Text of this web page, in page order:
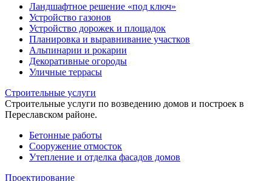
Ландшафтное решение «под ключ»
Устройство газонов
Устройство дорожек и площадок
Планировка и выравнивание участков
Альпинарии и рокарии
Декоративные огороды
Уличные террасы
Строительные услуги
Строительные услуги по возведению домов и построек в
Переславском районе.
Бетонные работы
Сооружение отмосток
Утепление и отделка фасадов домов
Проектирование